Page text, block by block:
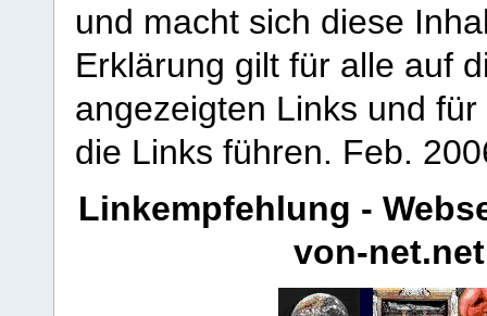
und macht sich diese
Erklärung gilt für alle auf
angezeigten Links und
die Links führen. Feb.
Linkempfehlung -
von-net.net